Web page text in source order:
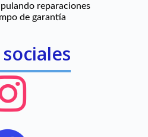
reparaciones
de garantía